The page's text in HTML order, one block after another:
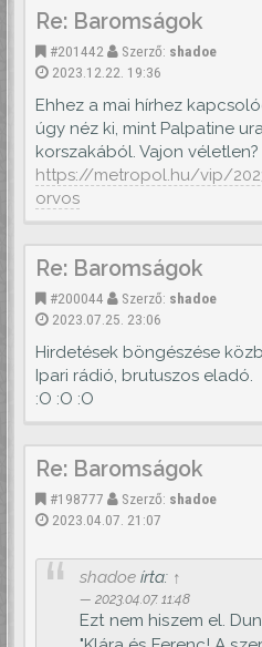
Re: Baromságok
#201442 Szerző: shadoe
2023.12.22. 19:36
Ehhez a mai hírhez
úgy néz ki, mint Palpatine
korszakából. Vajon véletlen?
https://metropol.hu/vip/
orvos
Re: Baromságok
#200044 Szerző: shadoe
2023.07.25. 23:06
Hirdetések böngészése
Ipari rádió, brutuszos eladó.
:O :O :O
Re: Baromságok
#198777 Szerző: shadoe
2023.04.07. 21:07
shadoeírta: ↑
2023.04.07. 11:48
Ezt nem hiszem el.